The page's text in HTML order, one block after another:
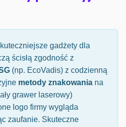
gadżety dla
ścisłą zgodność z
(np. EcoVadis) z codzienną
metody znakowania na
grawer laserowy)
logo firmy wygląda
zaufanie. Skuteczne